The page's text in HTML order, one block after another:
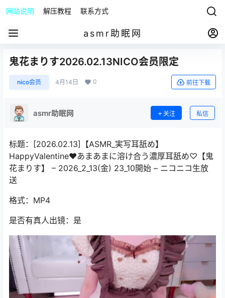
网站说明 解压教程 联系方式
asmr助眠网
鬼花まりす2026.02.13NICO会员限定
nico会员 4月14日 0 前往下载
asmr助眠网 关注 私信
标题：[2026.02.13]【ASMR_実写耳舐め】
HappyValentine♥あまあまに溶け合う濃厚耳舐め♡【鬼
花まりす】 – 2026_2_13(金) 23_10開始 – ニコニコ生放
送
格式：MP4
是否有真人出镜：是